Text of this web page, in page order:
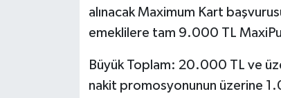
alınacak Maximum Kart
emeklilere tam 9.000 TL
Büyük Toplam: 20.000 TL ve
nakit promosyonunun üzerine